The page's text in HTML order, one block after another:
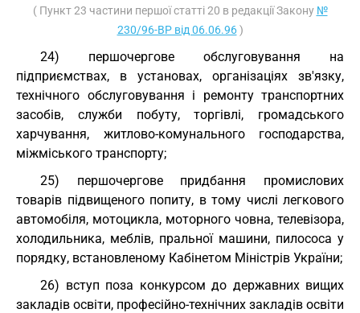
( Пункт 23 частини першої статті 20 в редакції Закону №
230/96-ВР від 06.06.96)
24) першочергове обслуговування на
підприємствах, в установах, організаціях зв'язку,
технічного обслуговування і ремонту транспортних
засобів, служби побуту, торгівлі, громадського
харчування, житлово-комунального господарства,
міжміського транспорту;
25) першочергове придбання промислових
товарів підвищеного попиту, в тому числі легкового
автомобіля, мотоцикла, моторного човна, телевізора,
холодильника, меблів, пральної машини, пилососа у
порядку, встановленому Кабінетом Міністрів України;
26) вступ поза конкурсом до державних вищих
закладів освіти, професійно-технічних закладів освіти